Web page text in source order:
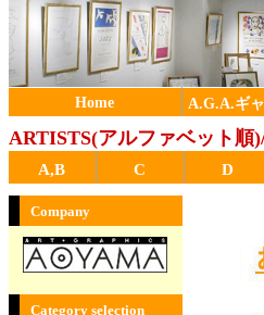
Home A.G.A.ギ
ARTISTS(アルファベット順
A,B C D
Company
Category selection